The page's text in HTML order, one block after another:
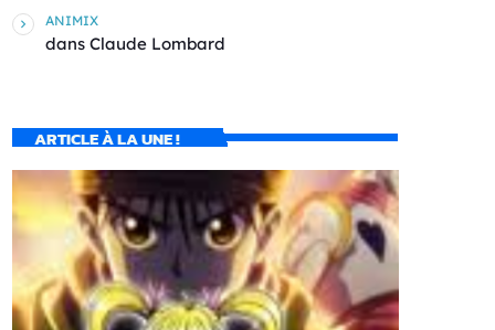
ANIMIX
dans Claude Lombard
ARTICLE À LA UNE !